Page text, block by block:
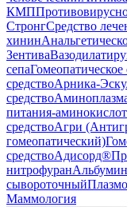
КМП
СтронгСредство
хинин
Зентива
сепаГомеопатическое
средствоАрника-
средство
питания-
средствоАгри
гомеопатический)
средствоАдисорд®
нитрофуран
сывороточный
Маммология